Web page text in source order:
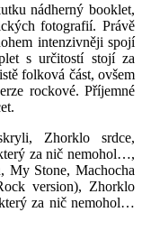
nádherný booklet,
fotografií. Právě
intenzivněji spojí
s určitostí stojí za
folková část, ovšem
rockové. Příjemné
Zhorklo srdce,
za nič nemohol…,
My Stone, Machocha
version), Zhorklo
za nič nemohol…